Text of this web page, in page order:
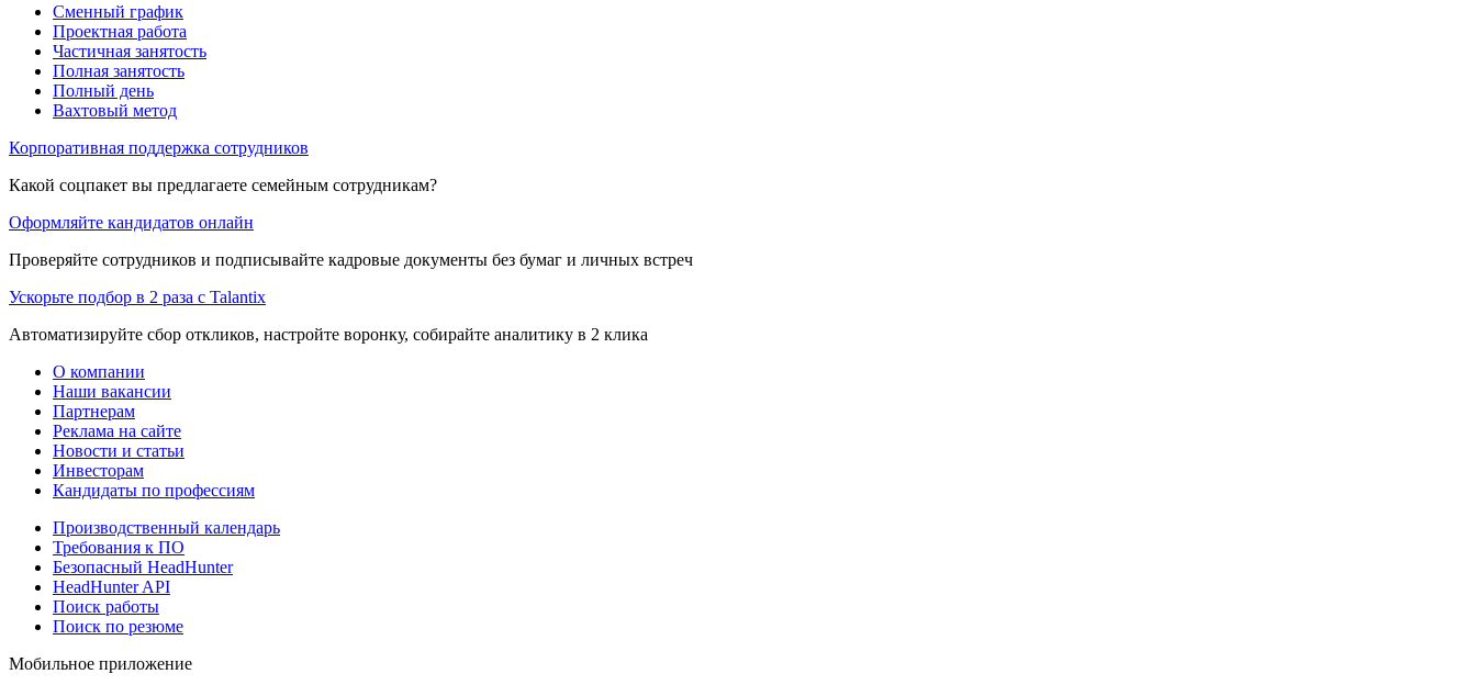
Сменный график
Проектная работа
Частичная занятость
Полная занятость
Полный день
Вахтовый метод
Корпоративная поддержка сотрудников
Какой соцпакет вы предлагаете семейным сотрудникам?
Оформляйте кандидатов онлайн
Проверяйте сотрудников и подписывайте кадровые документы без бумаг и личных встреч
Ускорьте подбор в 2 раза с Talantix
Автоматизируйте сбор откликов, настройте воронку, собирайте аналитику в 2 клика
О компании
Наши вакансии
Партнерам
Реклама на сайте
Новости и статьи
Инвесторам
Кандидаты по профессиям
Производственный календарь
Требования к ПО
Безопасный HeadHunter
HeadHunter API
Поиск работы
Поиск по резюме
Мобильное приложение